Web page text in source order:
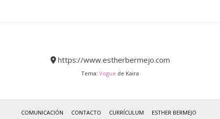
https://www.estherbermejo.com
Tema: Vogue de Kaira
COMUNICACIÓN CONTACTO CURRÍCULUM ESTHER BERMEJO